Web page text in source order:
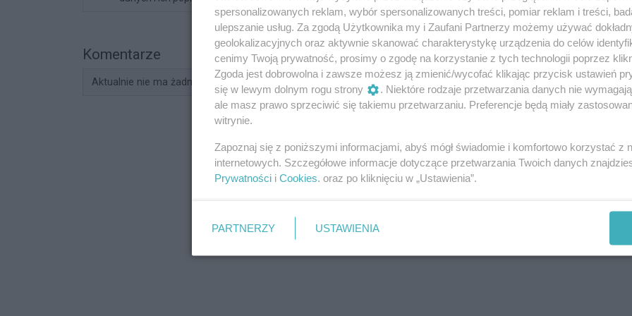
Komentarze
Aktualnie nie ma żadnych komentarzy. Bądź pierwszy, dodaj swój komentarz.
spersonalizowanych reklam, wybór spersonalizowanych treści, pomiar reklam i treści,
ulepszanie usług. Za zgodą Użytkownika my i Zaufani Partnerzy możemy używać
geolokalizacyjnych oraz aktywnie skanować charakterystykę urządzenia do celów
cenimy Twoją prywatność, prosimy o zgodę na korzystanie z tych technologii poprzez
Zgoda jest dobrowolna i zawsze możesz ją zmienić/wycofać klikając przycisk ustawień
się w lewym dolnym rogu strony
. Niektóre rodzaje przetwarzania danych nie
ale masz prawo sprzeciwić się takiemu przetwarzaniu. Preferencje będą miały
witrynie.
Zapoznaj się z poniższymi informacjami, abyś mógł świadomie i komfortowo korzystać z
internetowych. Szczegółowe informacje dotyczące przetwarzania Twoich danych
Prywatności i Cookies. oraz po kliknięciu w „Ustawienia”.
PARTNERZY USTAWIENIA